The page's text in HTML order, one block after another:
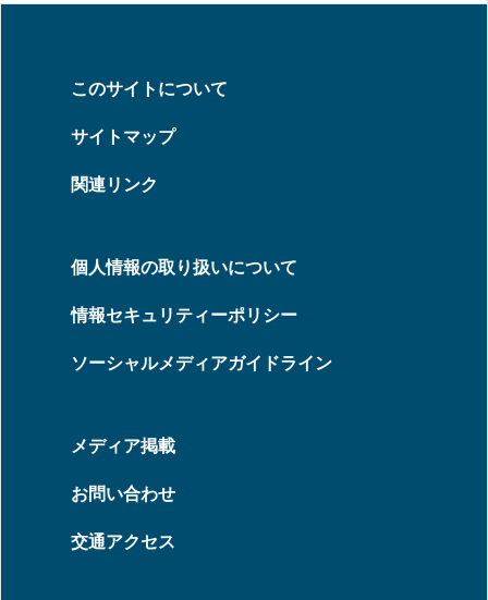
このサイトについて
サイトマップ
関連リンク
個人情報の取り扱いについて
情報セキュリティーポリシー
ソーシャルメディアガイドライン
メディア掲載
お問い合わせ
交通アクセス